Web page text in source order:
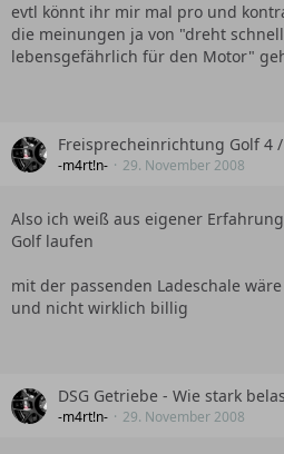
evtl könnt ihr mir mal pro und
die meinungen ja von "dreht
lebensgefährlich für den Motor"
Freisprecheinrichtung Golf 4
-m4rt!n- 29. November 2008
Also ich weiß aus eigener
Golf laufen
mit der passenden Ladeschale
und nicht wirklich billig
DSG Getriebe - Wie stark
-m4rt!n- 29. November 2008